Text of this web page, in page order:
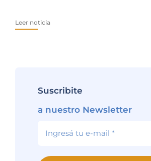
Leer noticia
Suscribite
a nuestro Newsletter